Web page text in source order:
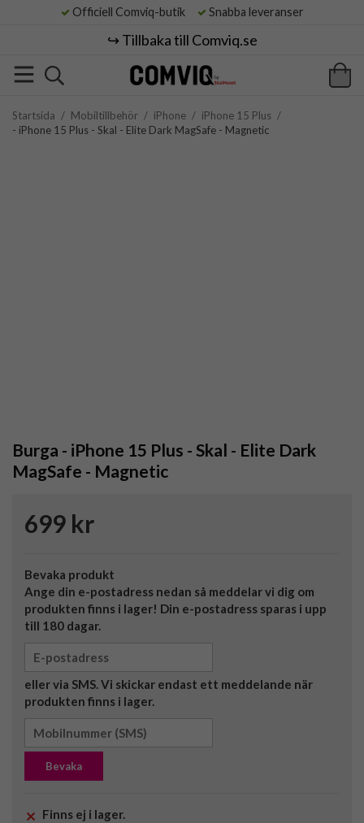
Officiell Comviq-butik Snabba leveranser
↪️ Tillbaka till Comviq.se
Startsida / Mobiltillbehör / iPhone / iPhone 15 Plus /
- iPhone 15 Plus - Skal - Elite Dark MagSafe - Magnetic
Burga - iPhone 15 Plus - Skal - Elite Dark
MagSafe - Magnetic
699 kr
Bevaka produkt
Ange din e-postadress nedan så meddelar vi dig om
produkten finns i lager! Din e-postadress sparas i upp
till 180 dagar.
eller via SMS. Vi skickar endast ett meddelande när
produkten finns i lager.
Bevaka
Finns ej i lager.